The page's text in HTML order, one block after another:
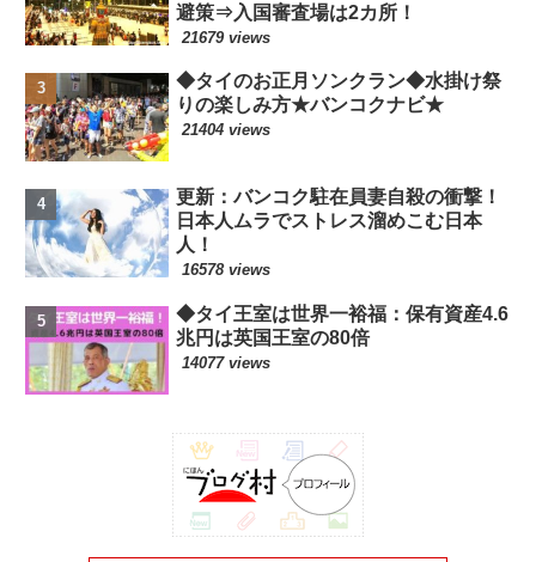
避策⇒入国審査場は2カ所！
21679 views
◆タイのお正月ソンクラン◆水掛け祭
りの楽しみ方★バンコクナビ★
21404 views
更新：バンコク駐在員妻自殺の衝撃！
日本人ムラでストレス溜めこむ日本
人！
16578 views
◆タイ王室は世界一裕福：保有資産4.6
兆円は英国王室の80倍
14077 views